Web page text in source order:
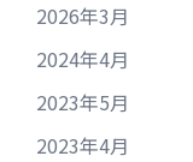
2026年3月
2024年4月
2023年5月
2023年4月